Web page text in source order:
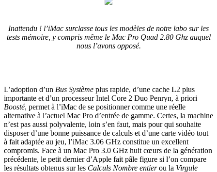
Inattendu ! l’iMac surclasse tous les modèles de notre labo sur les
tests mémoire, y compris même le Mac Pro Quad 2.80 Ghz auquel
nous l’avons opposé.
L’adoption d’un Bus Système plus rapide, d’une cache L2 plus
importante et d’un processeur Intel Core 2 Duo Penryn, à priori
Boosté, permet à l’iMac de se positionner comme une réelle
alternative à l’actuel Mac Pro d’entrée de gamme. Certes, la machine
n’est pas aussi polyvalente, loin s’en faut, mais pour qui souhaite
disposer d’une bonne puissance de calculs et d’une carte vidéo tout
à fait adaptée au jeu, l’iMac 3.06 GHz constitue un excellent
compromis. Face à un Mac Pro 3.0 GHz huit cœurs de la génération
précédente, le petit dernier d’Apple fait pâle figure si l’on compare
les résultats obtenus sur les Calculs Nombre entierou la Virgule